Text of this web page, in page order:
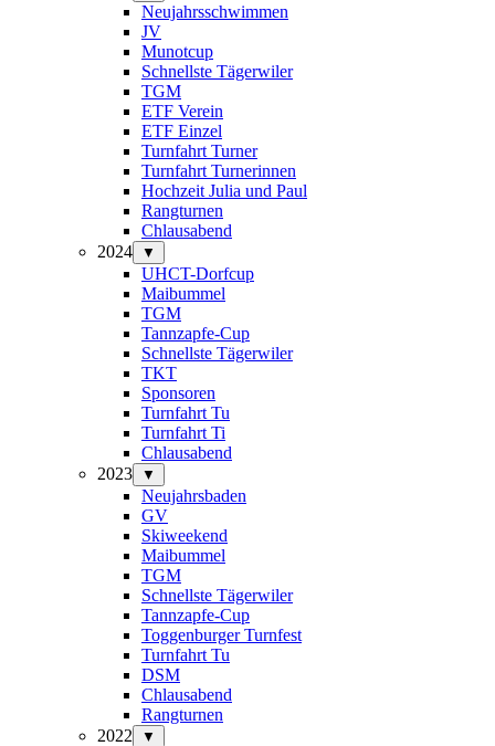
Neujahrsschwimmen
JV
Munotcup
Schnellste Tägerwiler
TGM
ETF Verein
ETF Einzel
Turnfahrt Turner
Turnfahrt Turnerinnen
Hochzeit Julia und Paul
Rangturnen
Chlausabend
2024
▼
UHCT-Dorfcup
Maibummel
TGM
Tannzapfe-Cup
Schnellste Tägerwiler
TKT
Sponsoren
Turnfahrt Tu
Turnfahrt Ti
Chlausabend
2023
▼
Neujahrsbaden
GV
Skiweekend
Maibummel
TGM
Schnellste Tägerwiler
Tannzapfe-Cup
Toggenburger Turnfest
Turnfahrt Tu
DSM
Chlausabend
Rangturnen
2022
▼